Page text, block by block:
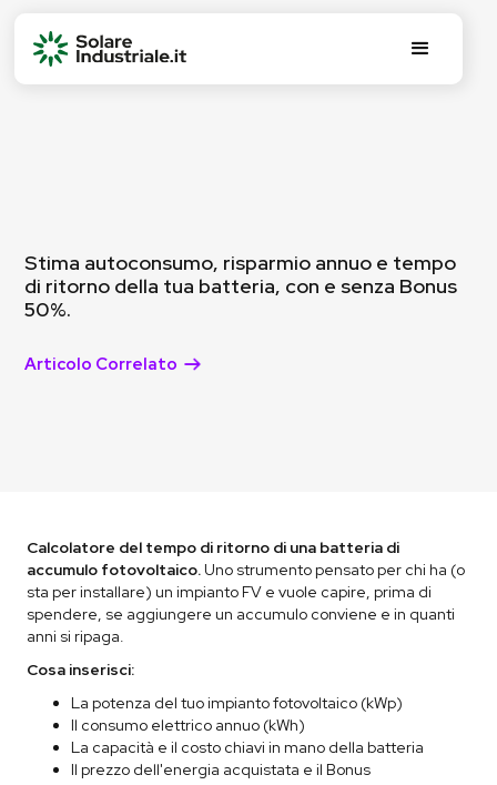
Stima autoconsumo, risparmio annuo e tempo
di ritorno della tua batteria, con e senza Bonus
50%.
Articolo Correlato
Calcolatore del tempo di ritorno di una batteria di
accumulo fotovoltaico. Uno strumento pensato per chi ha (o
sta per installare) un impianto FV e vuole capire, prima di
spendere, se aggiungere un accumulo conviene e in quanti
anni si ripaga.
Cosa inserisci:
La potenza del tuo impianto fotovoltaico (kWp)
Il consumo elettrico annuo (kWh)
La capacità e il costo chiavi in mano della batteria
Il prezzo dell'energia acquistata e il Bonus